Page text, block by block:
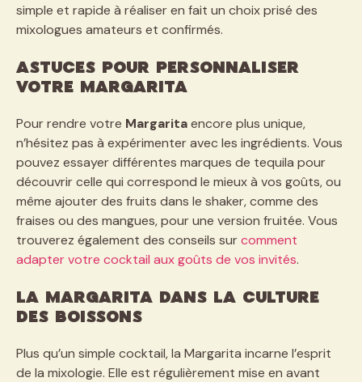
simple et rapide à réaliser en fait un choix prisé des
mixologues amateurs et confirmés.
Astuces pour personnaliser
votre Margarita
Pour rendre votre Margaritaencore plus unique,
n’hésitez pas à expérimenter avec les ingrédients. Vous
pouvez essayer différentes marques de tequila pour
découvrir celle qui correspond le mieux à vos goûts, ou
même ajouter des fruits dans le shaker, comme des
fraises ou des mangues, pour une version fruitée. Vous
trouverez également des conseils surcomment
adapter votre cocktail aux goûts de vos invités.
La Margarita dans la culture
des boissons
Plus qu’un simple cocktail, la Margarita incarne l’esprit
de la mixologie. Elle est régulièrement mise en avant